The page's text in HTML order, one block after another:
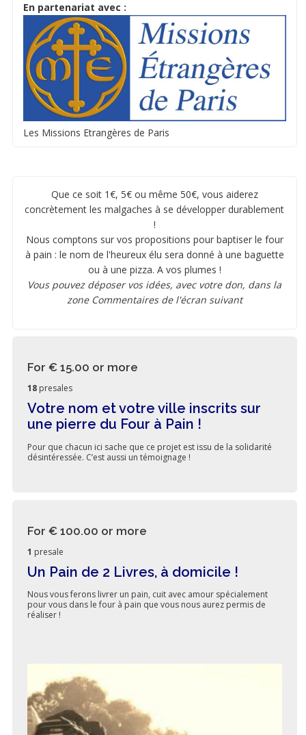
En partenariat avec :
Les Missions Etrangères de Paris
Que ce soit 1€, 5€ ou même 50€, vous aiderez
concrètement les malgaches à se développer durablement
!
Nous comptons sur vos propositions pour baptiser le four
à pain : le nom de l'heureux élu sera donné à une baguette
ou à une pizza. A vos plumes !
Vous pouvez déposer vos idées, avec votre don, dans la
zone Commentaires de l'écran suivant
For € 15.00 or more
18 presales
Votre nom et votre ville inscrits sur
une pierre du Four à Pain !
Pour que chacun ici sache que ce projet est issu de la solidarité
désintéressée. C’est aussi un témoignage !
For € 100.00 or more
1 presale
Un Pain de 2 Livres, à domicile !
Nous vous ferons livrer un pain, cuit avec amour spécialement
pour vous dans le four à pain que vous nous aurez permis de
réaliser !